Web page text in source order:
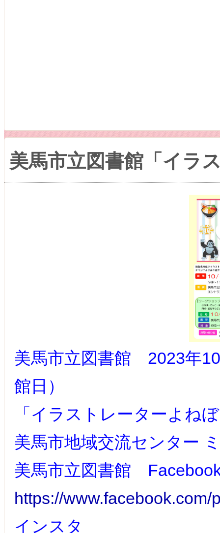
美馬市立図書館「イラ
美馬市立図書館 2023年
館日）
「イラストレーターよね
美馬市地域交流センター
美馬市立図書館
https://
インスタ